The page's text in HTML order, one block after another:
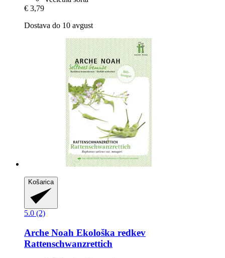
€ 3,79
Dostava do 10 avgust
Košarica
5.0 (2)
Arche Noah Ekološka redkev
Rattenschwanzrettich